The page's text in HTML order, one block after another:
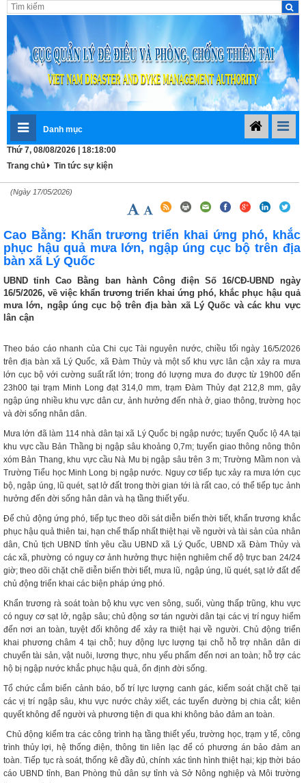
Danh mục
Thứ 7, 08/08/2026 | 18:18:00
Trang chủ
Tin tức sự kiện
(Ngày 17/05/2026)
Cao Bằng: Khẩn trương triển khai ứng phó, khắc
phục hậu quả mưa lớn, ngập úng cục bộ trên địa
bàn xã Lý Quốc
UBND tỉnh Cao Bằng ban hành Công điện Số 16/CĐ-UBND ngày
16/5/2026, về việc khẩn trương triển khai ứng phó, khắc phục hậu quả
mưa lớn, ngập úng cục bộ trên địa bàn xã Lý Quốc và các khu vực
lân cận
Theo báo cáo nhanh của Chi cục Tài nguyên nước, chiều tối ngày 16/5/2026
trên địa bàn xã Lý Quốc, xã Đàm Thủy và một số khu vực lân cận xảy ra mưa
lớn cục bộ với cường suất rất lớn; trong đó lượng mưa đo được từ 19h00 đến
23h00 tại trạm Minh Long đạt 314,0 mm, trạm Đàm Thủy đạt 212,8 mm, gây
ngập úng nhiều khu vực dân cư, ảnh hưởng đến nhà ở, giao thông, trường học
và đời sống nhân dân.
Mưa lớn đã làm 114 nhà dân tại xã Lý Quốc bị ngập nước; tuyến Quốc lộ 4A tại
khu vực cầu Bản Thầng bị ngập sâu khoảng 0,7m; tuyến giao thông nông thôn
xóm Bản Thang, khu vực cầu Nà Mu bị ngập sâu trên 3 m; Trường Mầm non và
Trường Tiểu học Minh Long bị ngập nước. Nguy cơ tiếp tục xảy ra mưa lớn cục
bộ, ngập úng, lũ quét, sạt lở đất trong thời gian tới là rất cao, có thể tiếp tục ảnh
hưởng đến đời sống hân dân và hạ tầng thiết yếu.
Để chủ động ứng phó, tiếp tục theo dõi sát diễn biến thời tiết, khẩn trương khắc
phục hậu quả thiên tai, hạn chế thấp nhất thiệt hại về người và tài sản của nhân
dân, Chủ tịch UBND tỉnh yêu cầu UBND xã Lý Quốc, UBND xã Đàm Thủy và
các xã, phường có nguy cơ ảnh hưởng thực hiện nghiêm chế độ trực ban 24/24
giờ; theo dõi chặt chẽ diễn biến thời tiết, mưa lũ, ngập úng, lũ quét, sạt lở đất để
chủ động triển khai các biện pháp ứng phó.
Khẩn trương rà soát toàn bộ khu vực ven sông, suối, vùng thấp trũng, khu vực
có nguy cơ sạt lở, ngập sâu; chủ động sơ tán người dân tại các vị trí nguy hiểm
đến nơi an toàn, tuyệt đối không để xảy ra thiệt hại về người. Chủ động triển
khai phương châm 4 tại chỗ; huy động lực lượng tại chỗ hỗ trợ nhân dân di
chuyển tài sản, vật nuôi, lương thực, nhu yếu phẩm đến nơi an toàn; hỗ trợ các
hộ bị ngập nước khắc phục hậu quả, ổn định đời sống.
Tổ chức cắm biển cảnh báo, bố trí lực lượng canh gác, kiểm soát chặt chẽ tại
các vị trí ngập sâu, khu vực nước chảy xiết, các tuyến đường bị chia cắt; kiên
quyết không để người và phương tiện đi qua khi không bảo đảm an toàn.
Chủ động kiểm tra các công trình hạ tầng thiết yếu, trường học, trạm y tế, công
trình thủy lợi, hệ thống điện, thông tin liên lạc để có phương án bảo đảm an
toàn. Tiếp tục rà soát, thống kê đầy đủ, chính xác tình hình thiệt hại; kịp thời báo
cáo UBND tỉnh, Ban Phòng thủ dân sự tỉnh và Sở Nông nghiệp và Môi trường